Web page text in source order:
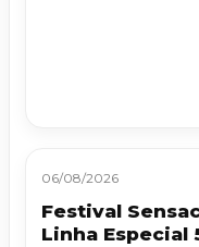
06/08/2026
Festival
Linha Especial